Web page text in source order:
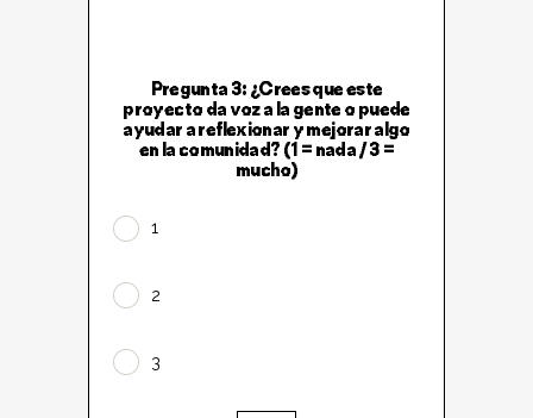
Pregunta 3: ¿Crees que este
proyecto da voz a la gente o puede
ayudar a reflexionar y mejorar algo
en la comunidad? (1 = nada / 3 =
mucho)
1
2
3